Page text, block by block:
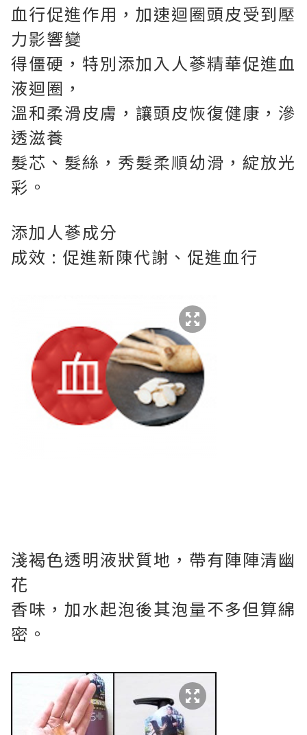
血行促進作用，加速迴圈頭皮受到壓
力影響變
得僵硬，特別添加入人蔘精華促進血
液迴圈，
溫和柔滑皮膚，讓頭皮恢復健康，滲
透滋養
髮芯、髮絲，秀髮柔順幼滑，綻放光
彩。
添加人蔘成分
成效 : 促進新陳代謝、促進血行
淺褐色透明液狀質地，帶有陣陣清幽
花
香味，加水起泡後其泡量不多但算綿
密。